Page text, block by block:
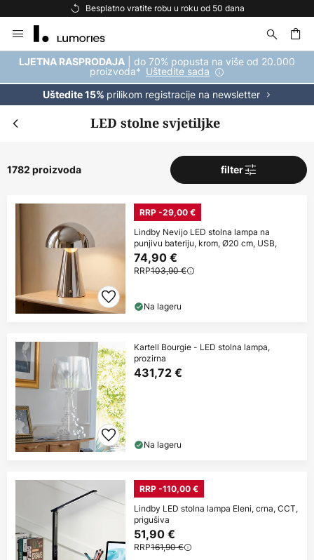
Besplatna dostava za kupnju iznad 69 €
to
Content
LJETNA RASPRODAJA | do 70% popusta na više od 20.000
proizvoda* Uštedite sada
Uštedite 15% prilikom registracije na newsletter
LED stolne svjetiljke
1782 proizvoda filter
RRP -29,00 €
Lindby Nevijo LED stolna lampa na
punjivu bateriju, krom, Ø20 cm, USB,
74,90 €
RRP103,90 €
Na lageru
Kartell Bourgie - LED stolna lampa,
prozirna
431,72 €
Na lageru
RRP -110,00 €
Lindby LED stolna lampa Eleni, crna, CCT,
prigušiva
51,90 €
RRP161,90 €